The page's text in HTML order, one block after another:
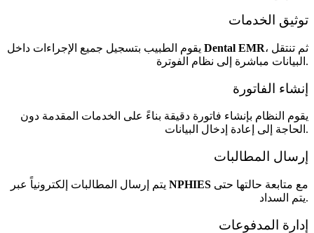
توثيق الخدمات
Dental EMR، ثم تنتقل
البيانات مباشرة إلى نظام الفوترة.
إنشاء الفاتورة
يقوم النظام بإنشاء فاتورة دقيقة بناءً على الخدمات المقدمة دون
الحاجة إلى إعادة إدخال البيانات.
إرسال المطالبات
NPHIES
يتم السداد.
إدارة المدفوعات